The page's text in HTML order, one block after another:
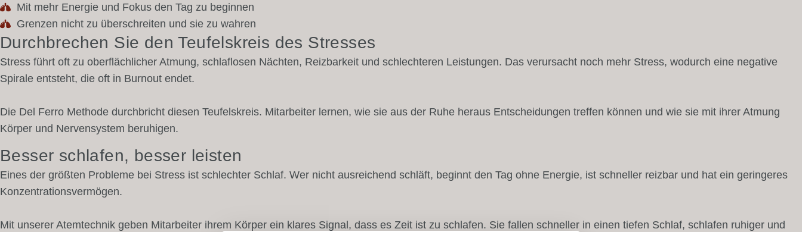
Mit mehr Energie und Fokus den Tag zu beginnen
Grenzen nicht zu überschreiten und sie zu wahren
Durchbrechen Sie den Teufelskreis des Stresses
Stress führt oft zu oberflächlicher Atmung, schlaflosen Nächten, Reizbarkeit und schlechteren Leistungen. Das verursacht noch mehr Stress, wodurch eine negative
Spirale entsteht, die oft in Burnout endet.
Die Del Ferro Methode durchbricht diesen Teufelskreis. Mitarbeiter lernen, wie sie aus der Ruhe heraus Entscheidungen treffen können und wie sie mit ihrer Atmung
Körper und Nervensystem beruhigen.
Besser schlafen, besser leisten
Eines der größten Probleme bei Stress ist schlechter Schlaf. Wer nicht ausreichend schläft, beginnt den Tag ohne Energie, ist schneller reizbar und hat ein geringeres
Konzentrationsvermögen.
Mit unserer Atemtechnik geben Mitarbeiter ihrem Körper ein klares Signal, dass es Zeit ist zu schlafen. Sie fallen schneller in einen tiefen Schlaf, schlafen ruhiger und